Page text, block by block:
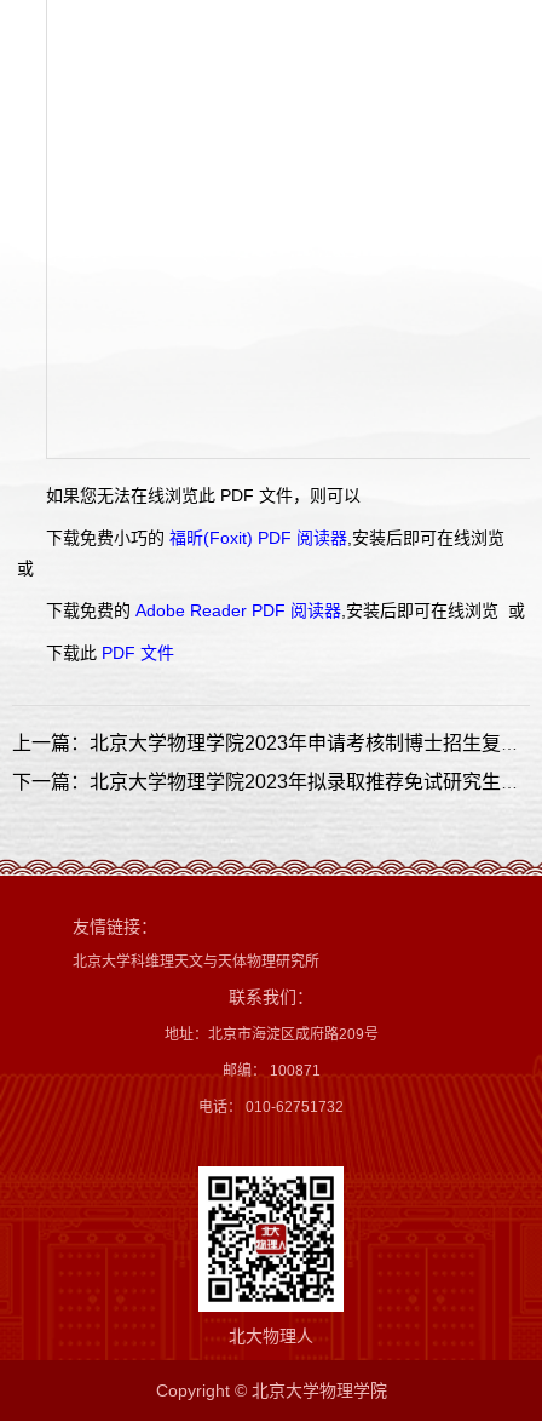
如果您无法在线浏览此 PDF 文件，则可以
下载免费小巧的 福昕(Foxit) PDF 阅读器 ,安装后即可在线浏览
或
下载免费的 Adobe Reader PDF 阅读器 ,安装后即可在线浏览 或
下载此 PDF 文件
友情链接：
北京大学科维理天文与天体物理研究所
联系我们：
地址：北京市海淀区成府路209号
邮编： 100871
电话： 010-62751732
北大物理人
Copyright © 北京大学物理学院